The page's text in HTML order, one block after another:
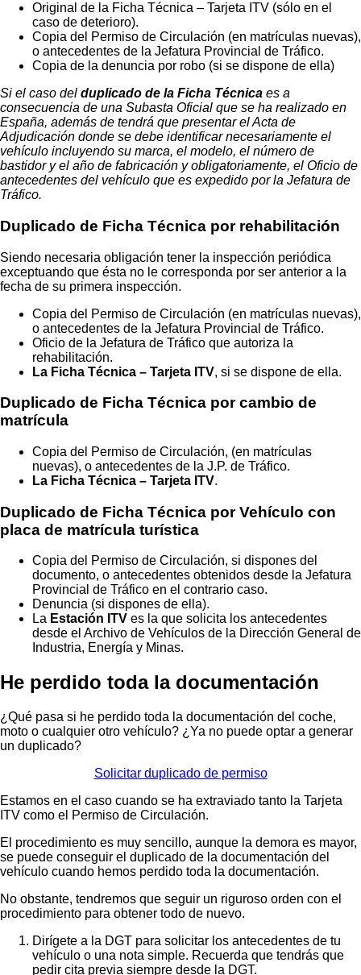
Original de la Ficha Técnica – Tarjeta ITV (sólo en el
caso de deterioro).
Copia del Permiso de Circulación (en matrículas nuevas),
o antecedentes de la Jefatura Provincial de Tráfico.
Copia de la denuncia por robo (si se dispone de ella)
Si el caso del duplicado de la Ficha Técnica es a
consecuencia de una Subasta Oficial que se ha realizado en
España, además de tendrá que presentar el Acta de
Adjudicación donde se debe identificar necesariamente el
vehículo incluyendo su marca, el modelo, el número de
bastidor y el año de fabricación y obligatoriamente, el Oficio de
antecedentes del vehículo que es expedido por la Jefatura de
Tráfico.
Duplicado de Ficha Técnica por rehabilitación
Siendo necesaria obligación tener la inspección periódica
exceptuando que ésta no le corresponda por ser anterior a la
fecha de su primera inspección.
Copia del Permiso de Circulación (en matrículas nuevas),
o antecedentes de la Jefatura Provincial de Tráfico.
Oficio de la Jefatura de Tráfico que autoriza la
rehabilitación.
La Ficha Técnica – Tarjeta ITV, si se dispone de ella.
Duplicado de Ficha Técnica por cambio de
matrícula
Copia del Permiso de Circulación, (en matrículas
nuevas), o antecedentes de la J.P. de Tráfico.
La Ficha Técnica – Tarjeta ITV.
Duplicado de Ficha Técnica por Vehículo con
placa de matrícula turística
Copia del Permiso de Circulación, si dispones del
documento, o antecedentes obtenidos desde la Jefatura
Provincial de Tráfico en el contrario caso.
Denuncia (si dispones de ella).
La Estación ITV es la que solicita los antecedentes
desde el Archivo de Vehículos de la Dirección General de
Industria, Energía y Minas.
He perdido toda la documentación
¿Qué pasa si he perdido toda la documentación del coche,
moto o cualquier otro vehículo? ¿Ya no puede optar a generar
un duplicado?
Solicitar duplicado de permiso
Estamos en el caso cuando se ha extraviado tanto la Tarjeta
ITV como el Permiso de Circulación.
El procedimiento es muy sencillo, aunque la demora es mayor,
se puede conseguir el duplicado de la documentación del
vehículo cuando hemos perdido toda la documentación.
No obstante, tendremos que seguir un riguroso orden con el
procedimiento para obtener todo de nuevo.
Dirígete a la DGT para solicitar los antecedentes de tu
vehículo o una nota simple. Recuerda que tendrás que
pedir cita previa siempre desde la DGT.